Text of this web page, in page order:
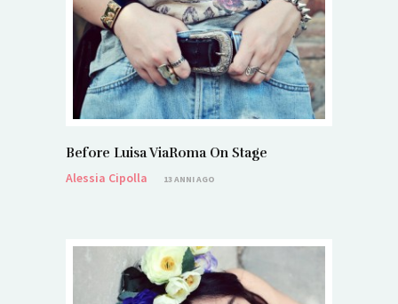
Before Luisa ViaRoma On Stage
Alessia Cipolla
13 ANNI AGO